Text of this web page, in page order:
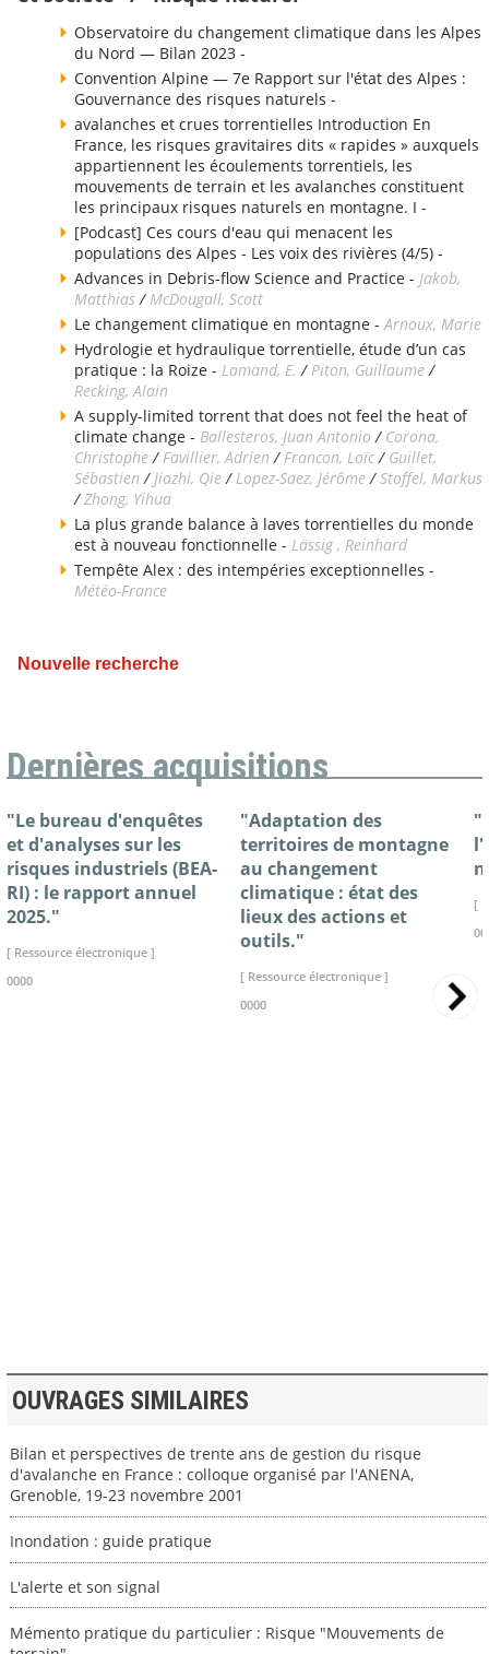
Observatoire du changement climatique dans les Alpes
du Nord — Bilan 2023 -
Convention Alpine — 7e Rapport sur l'état des Alpes :
Gouvernance des risques naturels -
avalanches et crues torrentielles Introduction En
France, les risques gravitaires dits « rapides » auxquels
appartiennent les écoulements torrentiels, les
mouvements de terrain et les avalanches constituent
les principaux risques naturels en montagne. I -
[Podcast] Ces cours d'eau qui menacent les
populations des Alpes - Les voix des rivières (4/5) -
Advances in Debris-flow Science and Practice - Jakob,
Matthias/McDougall, Scott
Le changement climatique en montagne -Arnoux, Marie
Hydrologie et hydraulique torrentielle, étude d’un cas
pratique : la Roize - Lamand, E. / Piton, Guillaume/
Recking, Alain
A supply-limited torrent that does not feel the heat of
climate change - Ballesteros, Juan Antonio / Corona,
Christophe/ Favillier, Adrien / Francon, Loïc/ Guillet,
Sébastien / Jiazhi, Qie/ Lopez-Saez, Jérôme/Stoffel, Markus
/Zhong, Yihua
La plus grande balance à laves torrentielles du monde
est à nouveau fonctionnelle - Lässig , Reinhard
Tempête Alex : des intempéries exceptionnelles -
Météo-France
Nouvelle recherche
Dernières acquisitions
"Le bureau d'enquêtes
et d'analyses sur les
risques industriels (BEA-
RI) : le rapport annuel
2025."
[ Ressource électronique ]
0000
"Adaptation des
territoires de montagne
au changement
climatique : état des
lieux des actions et
outils."
[ Ressource électronique ]
0000
[
OUVRAGES SIMILAIRES
Bilan et perspectives de trente ans de gestion du risque
d'avalanche en France : colloque organisé par l'ANENA,
Grenoble, 19-23 novembre 2001
Inondation : guide pratique
L'alerte et son signal
Mémento pratique du particulier : Risque "Mouvements de